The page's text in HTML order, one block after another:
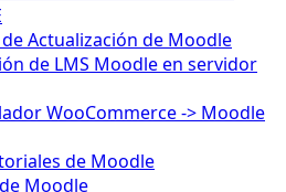
Actualización de Moodle
de LMS Moodle en servidor
WooCommerce -> Moodle
de Moodle
Moodle